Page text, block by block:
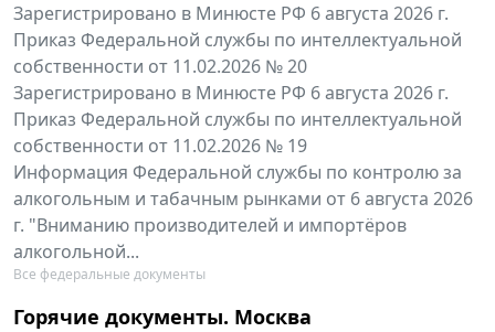
Зарегистрировано в Минюсте РФ 6 августа 2026 г.
Приказ Федеральной службы по интеллектуальной
собственности от 11.02.2026 № 20
Зарегистрировано в Минюсте РФ 6 августа 2026 г.
Приказ Федеральной службы по интеллектуальной
собственности от 11.02.2026 № 19
Информация Федеральной службы по контролю за
алкогольным и табачным рынками от 6 августа 2026
г. "Вниманию производителей и импортёров
алкогольной...
Все федеральные документы
Горячие документы. Москва